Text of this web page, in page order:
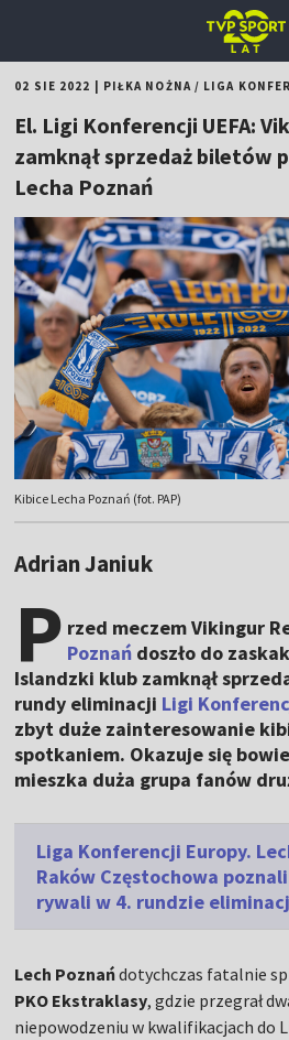
02 SIE 2022 PIŁKA NOŻNA/ LIGA
El. Ligi Konferencji UEFA:
zamknął sprzedaż biletów
Lecha Poznań
Kibice Lecha Poznań (fot. PAP)
Adrian Janiuk
P rzed meczem Vikingur
Poznań doszło do
Islandzki klub zamknął
rundy eliminacji Ligi
zbyt duże zainteresowanie
spotkaniem. Okazuje się
mieszka duża grupa fanów
Liga Konferencji Europy.
Raków Częstochowa
rywali w 4. rundzie
Lech Poznańdotychczas fatalnie
PKO Ekstraklasy, gdzie przegrał
niepowodzeniu w kwalifikacjach do